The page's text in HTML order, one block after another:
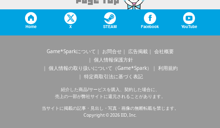
Home X STEAM Facebook YouTube
Game*Sparkについて お問合せ 広告掲載
会社概要
個人情報保護方針
個人情報の取り扱いについて（Game*Spark）
利用規約
特定商取引法に基づく表記
紹介した商品/サービスを購入、契約した場合に、
売上の一部が弊社サイトに還元されることがあります。
当サイトに掲載の記事・見出し・写真・画像の無断転載を禁じます。
Copyright © 2026 IID, Inc.